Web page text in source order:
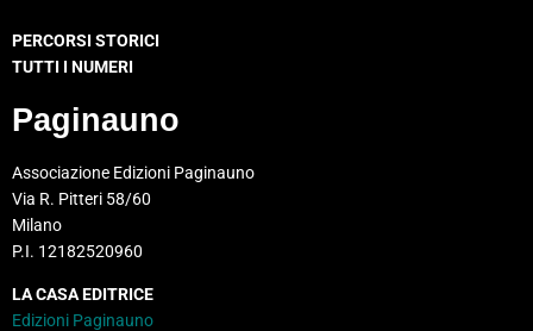
PERCORSI STORICI
TUTTI I NUMERI
Paginauno
Associazione Edizioni Paginauno
Via R. Pitteri 58/60
Milano
P.I. 12182520960
LA CASA EDITRICE
Edizioni Paginauno